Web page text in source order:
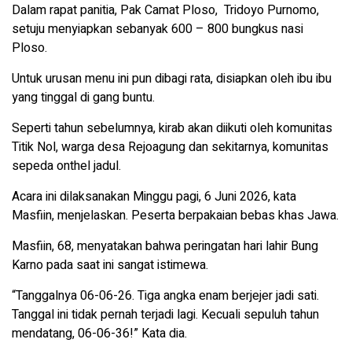
Dalam rapat panitia, Pak Camat Ploso, Tridoyo Purnomo,
setuju menyiapkan sebanyak 600 – 800 bungkus nasi
Ploso.
Untuk urusan menu ini pun dibagi rata, disiapkan oleh ibu ibu
yang tinggal di gang buntu.
Seperti tahun sebelumnya, kirab akan diikuti oleh komunitas
Titik Nol, warga desa Rejoagung dan sekitarnya, komunitas
sepeda onthel jadul.
Acara ini dilaksanakan Minggu pagi, 6 Juni 2026, kata
Masfiin, menjelaskan. Peserta berpakaian bebas khas Jawa.
Masfiin, 68, menyatakan bahwa peringatan hari lahir Bung
Karno pada saat ini sangat istimewa.
“Tanggalnya 06-06-26. Tiga angka enam berjejer jadi sati.
Tanggal ini tidak pernah terjadi lagi. Kecuali sepuluh tahun
mendatang, 06-06-36!” Kata dia.